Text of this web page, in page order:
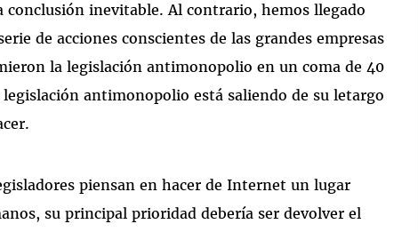
inevitable. Al contrario, hemos llegado
de acciones conscientes de las grandes empresas
la legislación antimonopolio en un coma de 40
legislación antimonopolio está saliendo de su letargo
piensan en hacer de Internet un lugar
su principal prioridad debería ser devolver el